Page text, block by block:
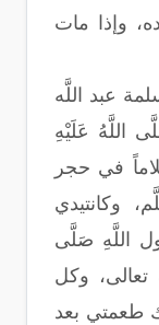
وإذا مات
عبد اللَّه
اللَّهُ عَلَيْهِ
في حجر
وكانتيدي
اللَّهِ صَلَّى
تعالى، وكل
طعمتي بعد